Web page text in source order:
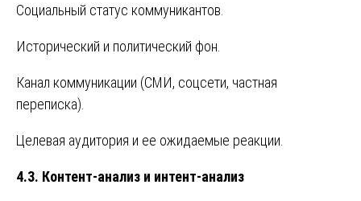
Социальный статус коммуникантов.
Исторический и политический фон.
Канал коммуникации (СМИ, соцсети, частная
переписка).
Целевая аудитория и ее ожидаемые реакции.
4.3. Контент-анализ и интент-анализ